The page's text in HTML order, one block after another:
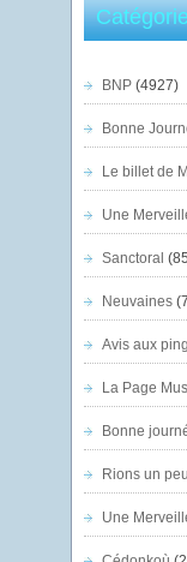
BNP(4927)
Bonne
Le billet de
Une
Sanctoral
Neuvaines
Avis aux
La Page
Bonne
Rions un peu
Une